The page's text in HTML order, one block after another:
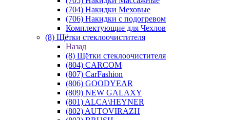
(704) Накидки Меховые
(706) Накидки с подогревом
Комплектующие для Чехлов
(8) Щётки стеклоочистителя
Назад
(8) Щётки стеклоочистителя
(804) CARCOM
(807) CarFashion
(806) GOODYEAR
(809) NEW GALAXY
(801) ALCA\HEYNER
(802) AUTOVIRAZH